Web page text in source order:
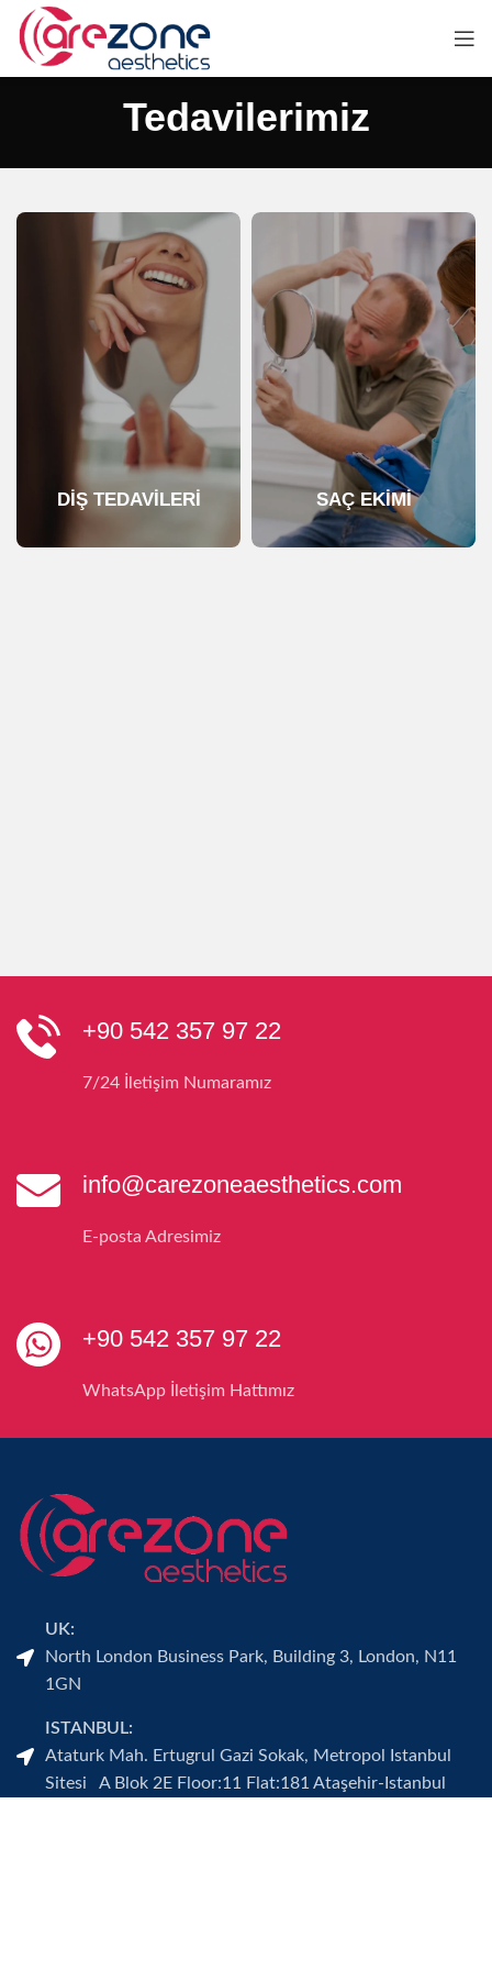
Tedavilerimiz
DİŞ TEDAVİLERİ SAÇ EKİMİ
+90 542 357 97 22
7/24 İletişim Numaramız
info@carezoneaesthetics.com
E-posta Adresimiz
+90 542 357 97 22
WhatsApp İletişim Hattımız
UK:
North London Business Park, Building 3, London, N11
1GN
ISTANBUL:
Ataturk Mah. Ertugrul Gazi Sokak, Metropol Istanbul
Sitesi A Blok 2E Floor:11 Flat:181 Ataşehir-Istanbul